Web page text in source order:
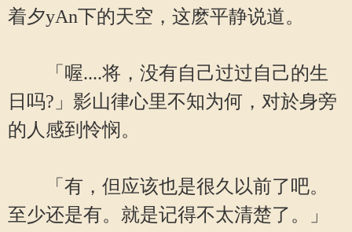
着夕yAn下的天空，这麽平静说道。
「喔....将，没有自己过过自己的生
日吗?」影山律心里不知为何，对於身旁
的人感到怜悯。
「有，但应该也是很久以前了吧。
至少还是有。就是记得不太清楚了。」